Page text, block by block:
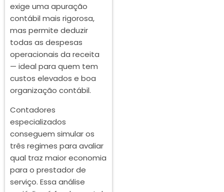
exige uma apuração
contábil mais rigorosa,
mas permite deduzir
todas as despesas
operacionais da receita
— ideal para quem tem
custos elevados e boa
organização contábil.
Contadores
especializados
conseguem simular os
três regimes para avaliar
qual traz maior economia
para o prestador de
serviço. Essa análise